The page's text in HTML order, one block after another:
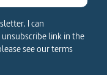
I can
link in the
see our terms